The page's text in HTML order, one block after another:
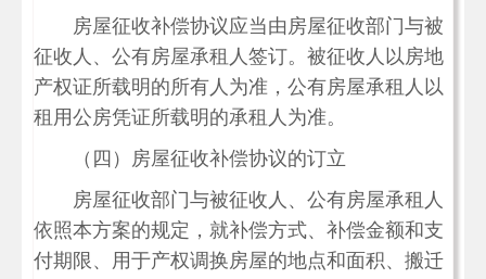
房屋征收补偿协议应当由房屋征收部门与被
征收人、公有房屋承租人签订。被征收人以房地
产权证所载明的所有人为准，公有房屋承租人以
租用公房凭证所载明的承租人为准。
（四）房屋征收补偿协议的订立
房屋征收部门与被征收人、公有房屋承租人
依照本方案的规定，就补偿方式、补偿金额和支
付期限、用于产权调换房屋的地点和面积、搬迁